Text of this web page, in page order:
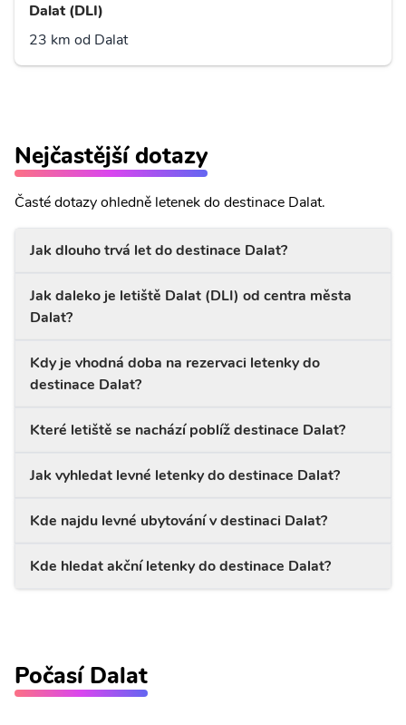
Dalat (DLI)
23 km od Dalat
Nejčastější dotazy
Časté dotazy ohledně letenek do destinace Dalat.
Jak dlouho trvá let do destinace Dalat?
Jak daleko je letiště Dalat (DLI) od centra města
Dalat?
Kdy je vhodná doba na rezervaci letenky do
destinace Dalat?
Které letiště se nachází poblíž destinace Dalat?
Jak vyhledat levné letenky do destinace Dalat?
Kde najdu levné ubytování v destinaci Dalat?
Kde hledat akční letenky do destinace Dalat?
Počasí Dalat